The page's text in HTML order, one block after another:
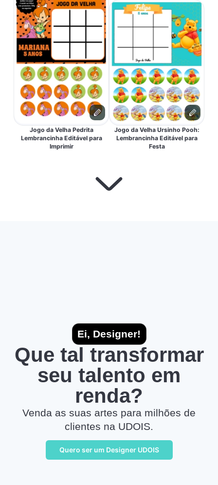
Jogo da Velha Pedrita
Lembrancinha Editável para
Imprimir
Jogo da Velha Ursinho Pooh:
Lembrancinha Editável para
Festa
Ei, Designer!
Que tal transformar
seu talento em
renda?
Venda as suas artes para milhões de
clientes na UDOIS.
Quero ser um Designer UDOIS